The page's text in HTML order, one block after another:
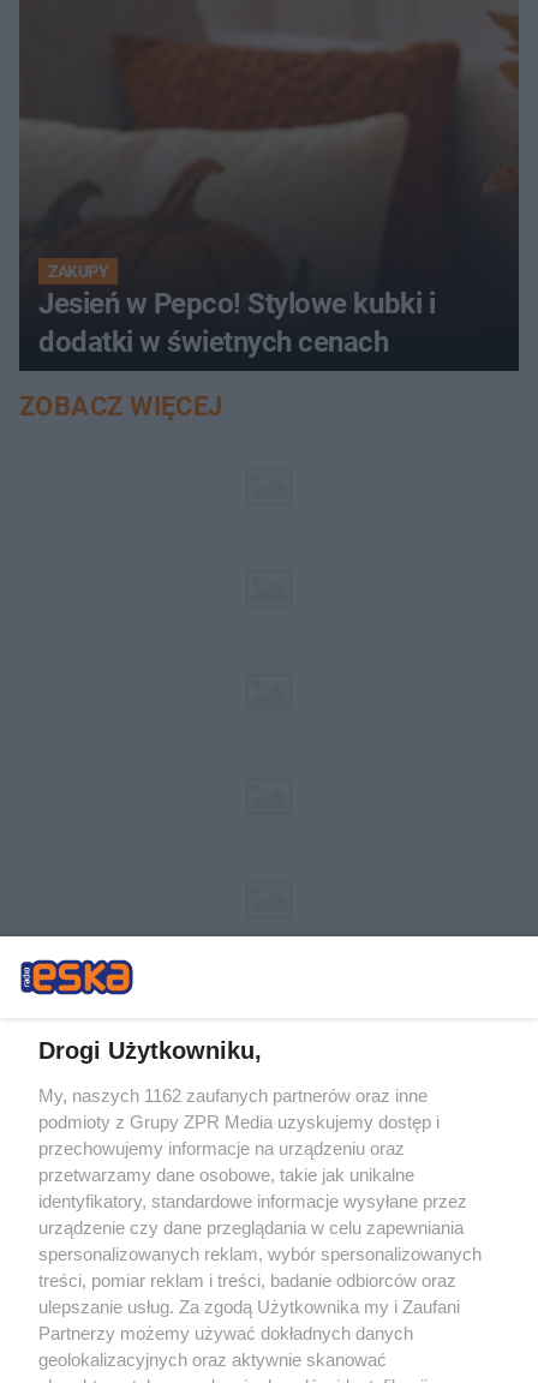
ZAKUPY
Jesień w Pepco! Stylowe kubki i
dodatki w świetnych cenach
ZOBACZ WIĘCEJ
Żaden utwór zamieszczony w serwisie nie może być powielany i
rozpowszechniany lub dalej rozpowszechniany w jakikolwiek sposób (w
tym także elektroniczny lub mechaniczny) na jakimkolwiek polu
eksploatacji w jakiejkolwiek formie, włącznie z umieszczaniem w Internecie
bez pisemnej zgody właściciela praw. Jakiekolwiek użycie lub
wykorzystanie utworów w całości lub w części z naruszeniem prawa, tzn.
bez właściwej zgody, jest zabronione pod groźbą kary i może być ścigane
prawnie.
Drogi Użytkowniku,
My, naszych 1162 zaufanych partnerów oraz inne
podmioty z Grupy ZPR Media uzyskujemy dostęp i
przechowujemy informacje na urządzeniu oraz
przetwarzamy dane osobowe, takie jak unikalne
identyfikatory, standardowe informacje wysyłane przez
urządzenie czy dane przeglądania w celu zapewniania
spersonalizowanych reklam, wybór spersonalizowanych
treści, pomiar reklam i treści, badanie odbiorców oraz
ulepszanie usług. Za zgodą Użytkownika my i Zaufani
Partnerzy możemy używać dokładnych danych
geolokalizacyjnych oraz aktywnie skanować